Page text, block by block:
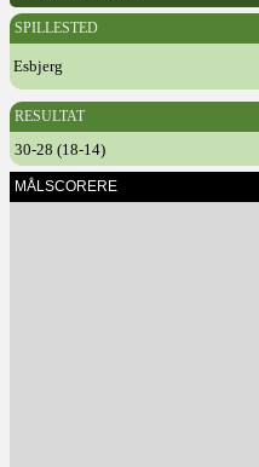
SPILLESTED
Esbjerg
RESULTAT
30-28 (18-14)
MÅLSCORERE